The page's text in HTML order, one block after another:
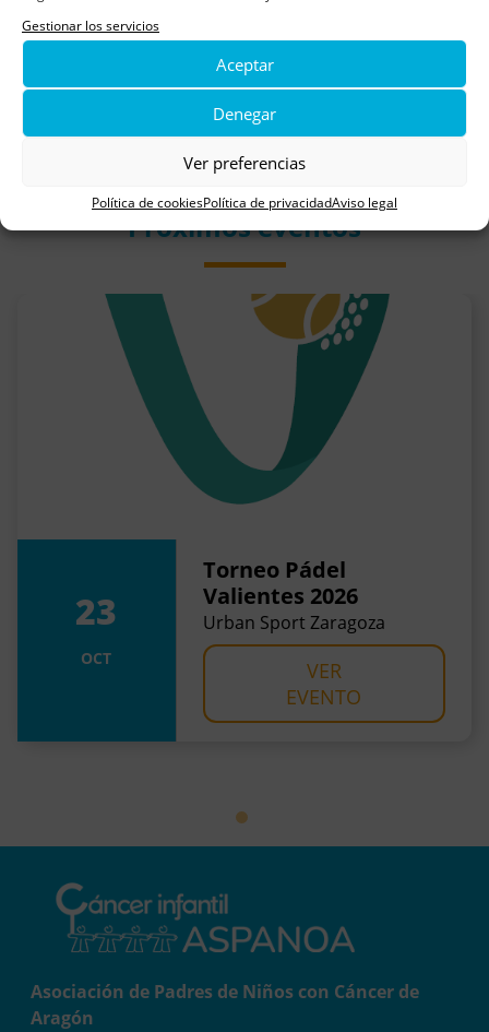
Gestionar los servicios
Aceptar
Denegar
Ver preferencias
Política de cookiesPolítica de privacidadAviso legal
Aspanoa
Próximos eventos
23
OCT
Torneo Pádel
Valientes 2026
Urban Sport Zaragoza
VER
EVENTO
Asociación de Padres de Niños con Cáncer de
Aragón